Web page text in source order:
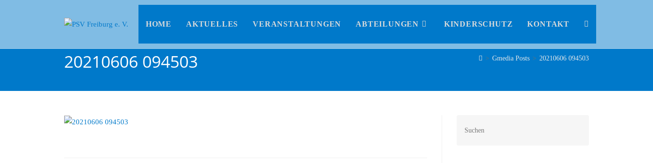
HOME AKTUELLES VERANSTALTUNGEN ABTEILUNGEN KINDERSCHUTZ KONTAKT
20210606 094503 > Gmedia Posts > 20210606 094503